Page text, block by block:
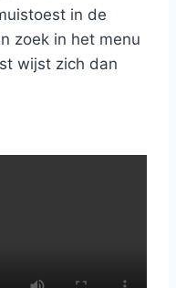
in de
zoek in het menu
wijst zich dan